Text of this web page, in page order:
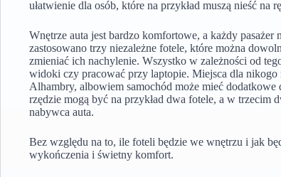
ułatwienie dla osób, które na przykład muszą nieść na
Wnętrze auta jest bardzo komfortowe, a każdy
zastosowano trzy niezależne fotele, które można
zmieniać ich nachylenie. Wszystko w zależności od
widoki czy pracować przy laptopie. Miejsca dla nikogo
Alhambry, albowiem samochód może mieć
rzędzie mogą być na przykład dwa fotele, a w trzecim
nabywca auta.
Bez względu na to, ile foteli będzie we wnętrzu i jak
wykończenia i świetny komfort.